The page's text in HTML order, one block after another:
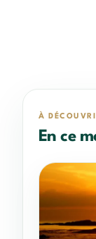
À
En ce